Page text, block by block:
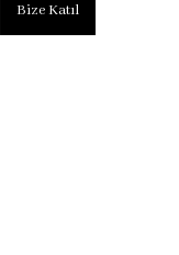
Bize Katıl